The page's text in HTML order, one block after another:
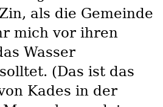
als die Gemeinde
mich vor ihren
Wasser
(Das ist das
Kades in der